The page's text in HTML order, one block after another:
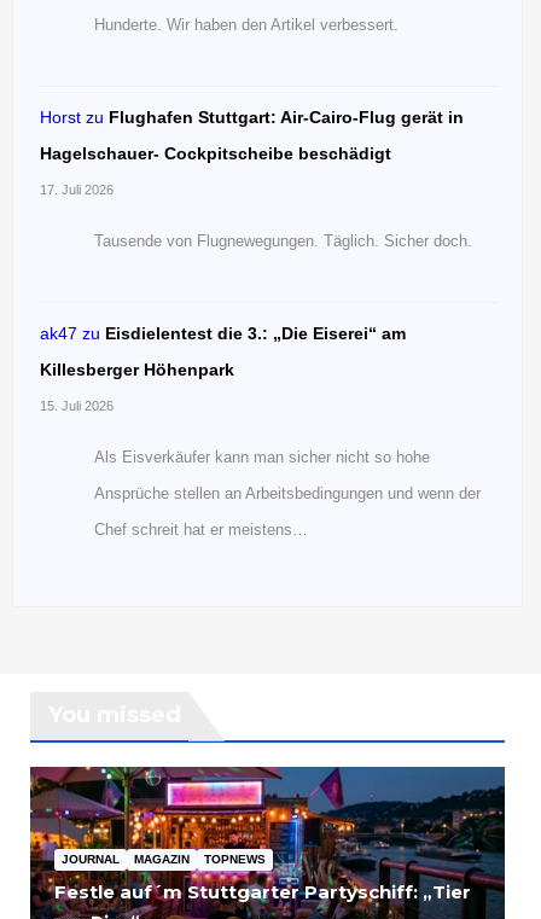
Hunderte. Wir haben den Artikel verbessert.
Horst zu Flughafen Stuttgart: Air-Cairo-Flug gerät in
Hagelschauer- Cockpitscheibe beschädigt
17. Juli 2026
Tausende von Flugnewegungen. Täglich. Sicher doch.
ak47 zu Eisdielentest die 3.: „Die Eiserei“ am
Killesberger Höhenpark
15. Juli 2026
Als Eisverkäufer kann man sicher nicht so hohe
Ansprüche stellen an Arbeitsbedingungen und wenn der
Chef schreit hat er meistens…
JOURNAL MAGAZIN TOPNEWS
Festle auf´m Stuttgarter Partyschiff: „Tier